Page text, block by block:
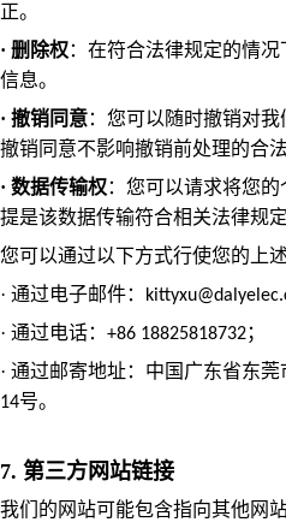
正。
· 删除权：在符合法律规定的情
信息。
· 撤销同意：您可以随时撤销对
撤销同意不影响撤销前处理的合法
· 数据传输权：您可以请求将您
提是该数据传输符合相关法律规定
您可以通过以下方式行使您的上述
· 通过电子邮件：
· 通过电话： +86 18825818732；
· 通过邮寄地址： 中国广东省东
14号。
7. 第三方网站链接
我们的网站可能包含指向其他网